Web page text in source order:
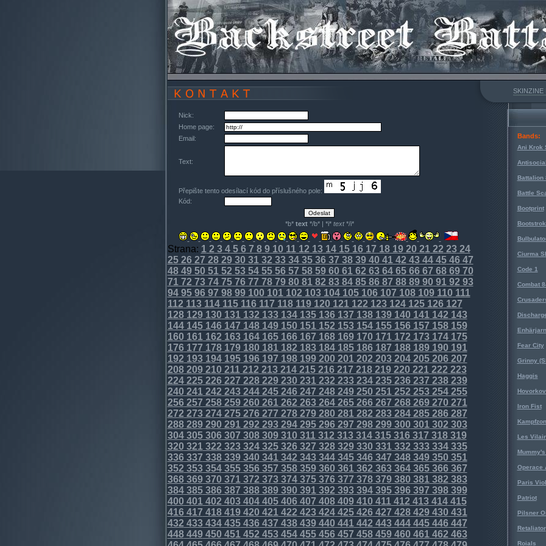
SKINZINE
Nick:
Home page:
Email:
Text:
Přepište tento odesílací kód do příslušného pole:
Kód:
*b* text*/b* | *i* text*/i*
Strana: 12 34567 89101112 1314151617 1819202122 2324
252627 2829303132 3334353637 3839404142 4344454647
4849505152 5354555657 5859606162 6364656667 686970
7172 7374757677 7879808182 8384858687 8889909192 93
94959697 9899100101102 103104105106107 108109110111
112 113114115116117 118119120121122 123124125126127
128129130131132 133134135136137 138139140141142 143
144145146147 148149150151152 153154155156157 158159
160161162 163164165166167 168169170171172 173174175
176177 178179180181182 183184185186187 188189190191
192 193194195196197 198199200201202 203204205206207
208209210211212 213214215216217 218219220221222 223
224225226227 228229230231232 233234235236237 238239
240241242 243244245246247 248249250251252 253254255
256257 258259260261262 263264265266267 268269270271
272 273274275276277 278279280281282 283284285286287
288289290291292 293294295296297 298299300301302 303
304305306307 308309310311312 313314315316317 318319
320321322 323324325326327 328329330331332 333334335
336337 338339340341342 343344345346347 348349350351
352 353354355356357 358359360361362 363364365366367
368369370371372 373374375376377 378379380381382 383
384385386387 388389390391392 393394395396397 398399
400401402 403404405406407 408409410411412 413414415
416417 418419420421422 423424425426427 428429430431
432 433434435436437 438439440441442 443444445446447
448449450451452 453454455456457 458459460461462 463
Bands:
Ani Krok
Battalion
Battle
Bootprint
Ciurma
Code 1
Combat
Fear City
Grinny
Haggis
Iron Fist
Les
Operace
Paris
Patriot
Pilsner
Retaliator
Roials